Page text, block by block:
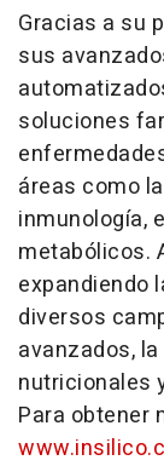
Gracias a su
sus
soluciones
áreas como
inmunología,
metabólicos.
expandiendo
diversos
avanzados,
nutricionales
Para obtener